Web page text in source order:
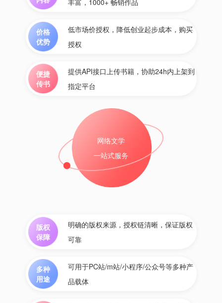
丰富，1000+ 畅销作品
价格
优势
低市场价授权，降低创业起步成本，购买
授权
便捷
传书
提供API接口上传书籍，协助24h内上架到
指定平台
网络文学
一站式服务
版权
保障
明确的版权来源，授权链清晰，保证版权
可靠
多种
用途
可用于PC站/m站/小程序/公众号等多种产
品载体